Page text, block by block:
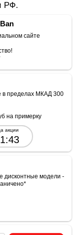
РФ.
сайте
в пределах МКАД 300
на примерку
акции
дисконтные модели -